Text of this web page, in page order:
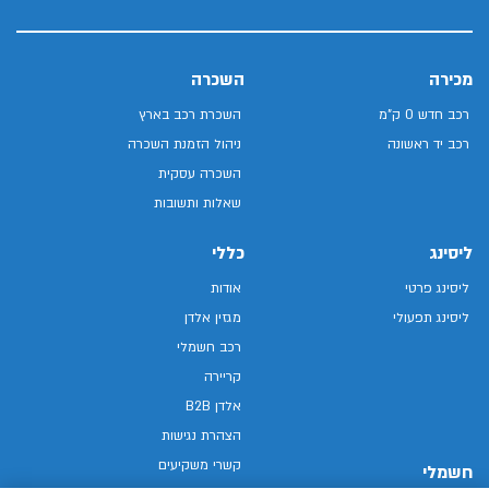
מכירה
רכב חדש 0 ק"מ
רכב יד ראשונה
השכרה
השכרת רכב בארץ
ניהול הזמנת השכרה
השכרה עסקית
שאלות ותשובות
ליסינג
ליסינג פרטי
ליסינג תפעולי
חשמלי
כללי
אודות
מגזין אלדן
רכב חשמלי
קריירה
אלדן B2B
הצהרת נגישות
קשרי משקיעים